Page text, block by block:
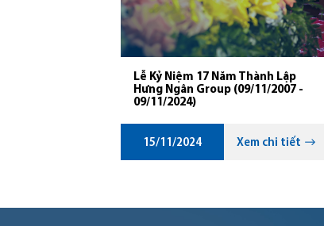
Lễ Kỷ Niệm 17 Năm Thành Lập
Hưng Ngân Group (09/11/2007 -
09/11/2024)
15/11/2024 Xem chi tiết